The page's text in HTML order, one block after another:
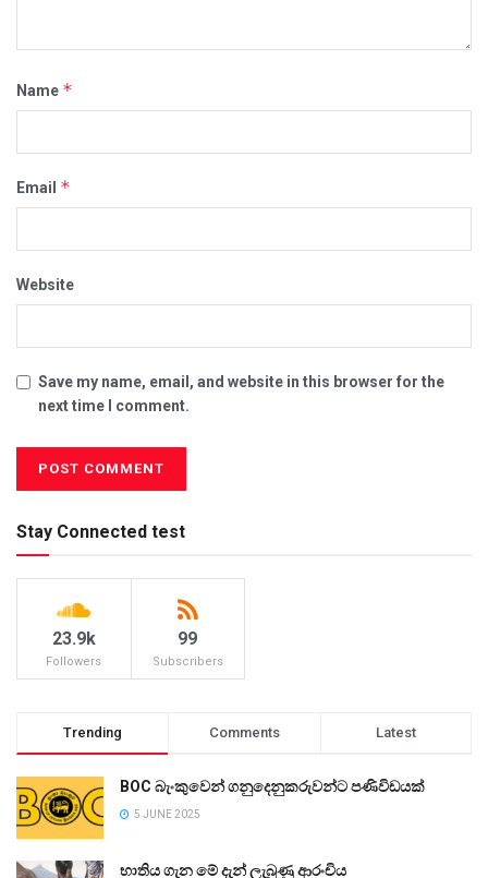
Name *
Email *
Website
Save my name, email, and website in this browser for the
next time I comment.
Stay Connected test
23.9k
Followers
99
Subscribers
Trending Comments Latest
BOC බැංකුවෙන් ගනුදෙනුකරුවන්ට පණිවිඩයක්
5 JUNE 2025
භාතිය ගැන මේ දැන් ලැබුණු ආරංචිය